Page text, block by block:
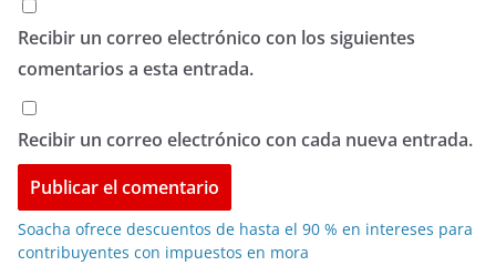
Recibir un correo electrónico con los siguientes
comentarios a esta entrada.
Recibir un correo electrónico con cada nueva entrada.
Soacha ofrece descuentos de hasta el 90 % en intereses para
contribuyentes con impuestos en mora